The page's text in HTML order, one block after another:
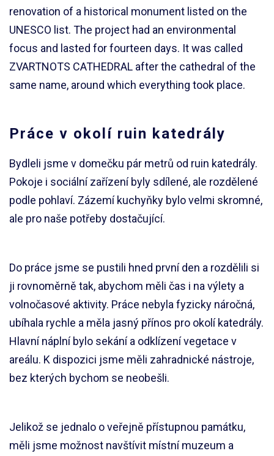
renovation of a historical monument listed on the
UNESCO list. The project had an environmental
focus and lasted for fourteen days. It was called
ZVARTNOTS CATHEDRAL after the cathedral of the
same name, around which everything took place.
Práce v okolí ruin katedrály
Bydleli jsme v domečku pár metrů od ruin katedrály.
Pokoje i sociální zařízení byly sdílené, ale rozdělené
podle pohlaví. Zázemí kuchyňky bylo velmi skromné,
ale pro naše potřeby dostačující.
Do práce jsme se pustili hned první den a rozdělili si
ji rovnoměrně tak, abychom měli čas i na výlety a
volnočasové aktivity. Práce nebyla fyzicky náročná,
ubíhala rychle a měla jasný přínos pro okolí katedrály.
Hlavní náplní bylo sekání a odklízení vegetace v
areálu. K dispozici jsme měli zahradnické nástroje,
bez kterých bychom se neobešli.
Jelikož se jednalo o veřejně přístupnou památku,
měli jsme možnost navštívit místní muzeum a